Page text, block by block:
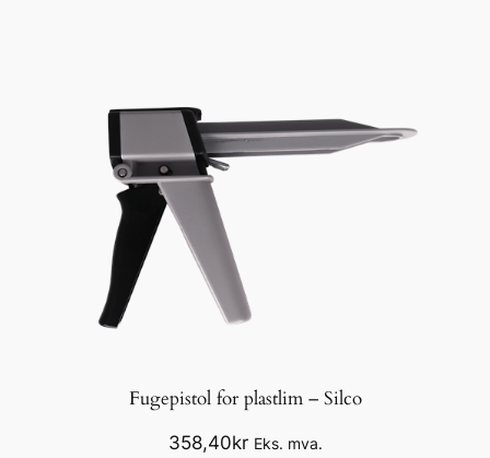
Fugepistol for plastlim – Silco
358,40kr Eks. mva.